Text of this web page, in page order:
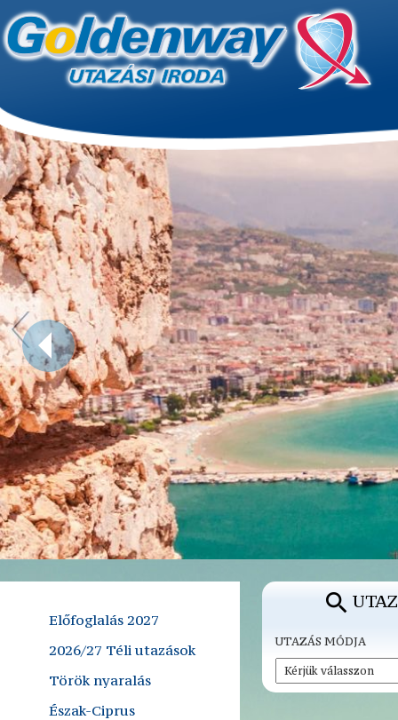
Előfoglalás 2027
2026/27 Téli utazások
Török nyaralás
Észak-Ciprus
UTAZÁS MÓDJA